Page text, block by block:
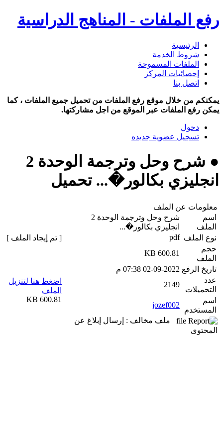
رفع الملفات - المناهج الدراسية
الرئيسية
شروط الخدمة
الملفات المسموحة
إحصائيات المركز
اتصل بنا
يمكنكم من خلال موقع رفع الملفات من تحميل جميع الملفات ، كما
يمكن رفع الملفات عبر الموقع من اجل مشاركتها.
دخول
تسجيل عضوية جديده
● شرح وحل وترجمة الوحدة 2
انجليزي بكالور�... تحميل
معلومات عن الملف
اسم
الملف
شرح وحل وترجمة الوحدة 2
انجليزي بكالور�...
نوع الملف pdf
حجم
الملف
600.81 KB
تاريخ الرفع 02-09-2022 07:38 م
عدد
التحميلات
2149
اسم
المستخدم
jozef002
ملف مخالف : إرسال إبلاغ عن
المحتوى
[ تم إيجاد الملف ]
اضغط هنا لتنزيل
الملف
600.81 KB